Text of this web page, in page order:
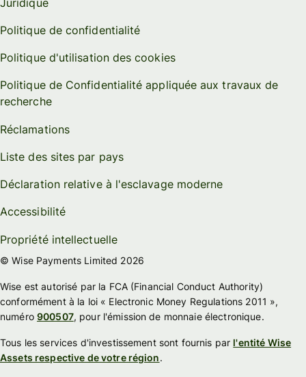
Politique de confidentialité
Politique d'utilisation des cookies
Politique de Confidentialité appliquée aux travaux de
recherche
Réclamations
Liste des sites par pays
Déclaration relative à l'esclavage moderne
Accessibilité
Propriété intellectuelle
© Wise Payments Limited 2026
Wise est autorisé par la FCA (Financial Conduct Authority)
conformément à la loi « Electronic Money Regulations 2011 »,
numéro 900507, pour l'émission de monnaie électronique.
Tous les services d'investissement sont fournis par l'entité Wise
Assets respective de votre région.